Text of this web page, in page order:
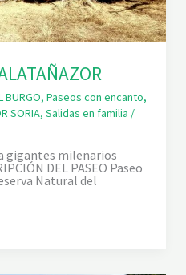
BURGO, Paseos con encanto,
SORIA, Salidas en familia /
gigantes milenarios
DEL PASEO Paseo
Natural del